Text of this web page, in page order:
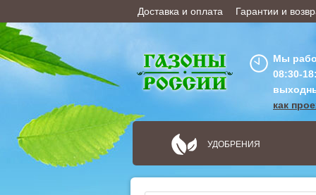
Доставка и оплата Гарантии и
ОФОРМИТЬ ЗАКАЗ
Мы
08:30-
как
УДОБРЕНИЯ